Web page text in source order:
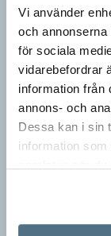
Vi använder
och
för sociala
vidarebefordrar
information från
annons- och
Dessa kan i sin
information
Känner du
#625)
KVISS
Vet du vad dom
svaren kommer